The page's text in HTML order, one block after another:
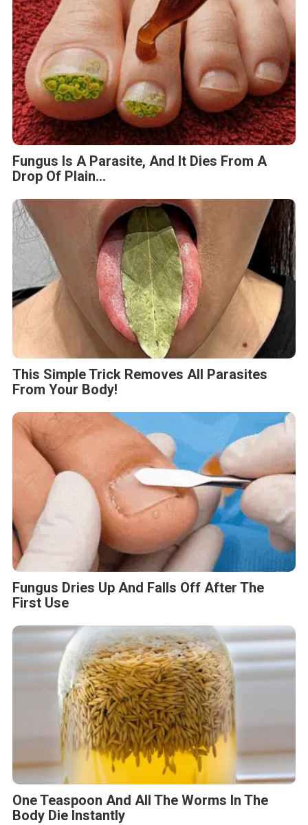
Fungus Is A Parasite, And It Dies From A
Drop Of Plain...
This Simple Trick Removes All Parasites
From Your Body!
Fungus Dries Up And Falls Off After The
First Use
One Teaspoon And All The Worms In The
Body Die Instantly